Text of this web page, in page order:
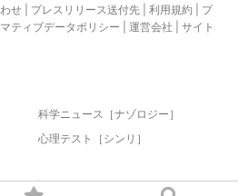
せ プレスリリース送付先 利用規約
プ
ティブデータポリシー 運営会社
サイト
科学ニュース［ナゾロジー］
心理テスト［シンリ］